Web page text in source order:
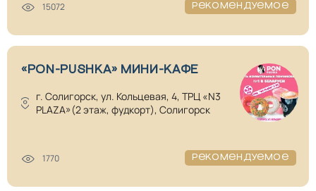
Рекомендуемое
15072
«PON-PUSHKA» МИНИ-КАФЕ
Рекомендуемое
г. Солигорск, ул. Кольцевая, 4, ТРЦ «N3
PLAZA»(2 этаж, фудкорт), Солигорск
1770